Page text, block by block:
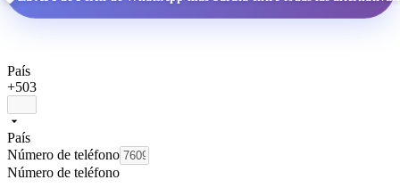
País
+503
País
Número de teléfono
Número de teléfono